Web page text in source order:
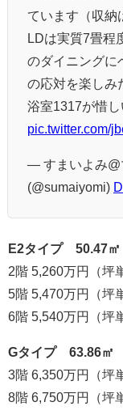
ています（収納
LDは実質7畳
のダイニングに
の応対を楽しみ
浴室1317が惜し
pic.twitter.com/
— すまいよみ@
(@sumaiyomi)
E2タイプ 50.47㎡
2階 5,260万円（坪
5階 5,470万円（坪
6階 5,540万円（坪
Gタイプ 63.86㎡
3階 6,350万円（坪
8階 6,750万円（坪